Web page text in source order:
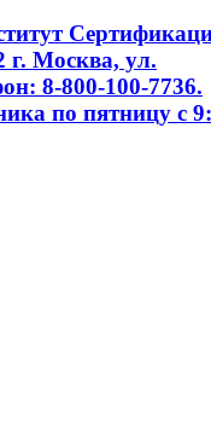
г. Москва, ул.
8-800-100-7736.
по пятницу с